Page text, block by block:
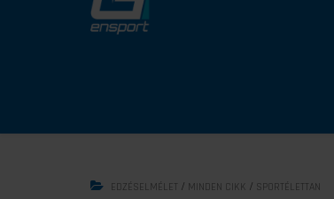
EDZÉSELMÉLET / MINDEN CIKK / SPORTÉLETTAN